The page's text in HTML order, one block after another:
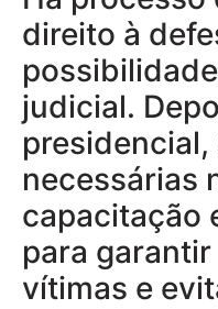
direito à
judicial.
presidencial,
necessárias
capacitação
para
vítimas e